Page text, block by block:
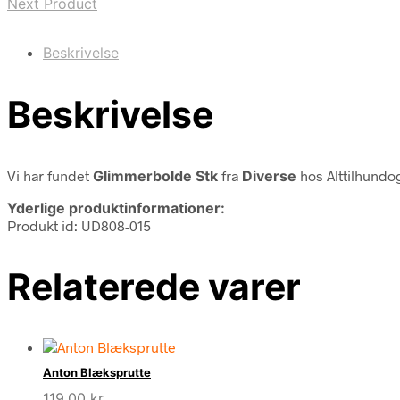
Beskrivelse
Beskrivelse
Vi har fundet Glimmerbolde Stk fra Diverse hos
Yderlige produktinformationer:
Produkt id: UD808-015
Relaterede varer
Anton Blæksprutte